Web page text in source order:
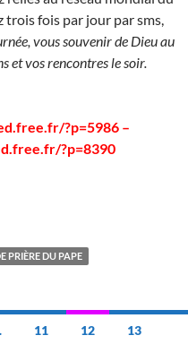
trois fois par jour par sms,
vous souvenir de Dieu au
et vos rencontres le soir.
?p=5986 –
?p=8390
PRIÈRE DU PAPE
11 12 13